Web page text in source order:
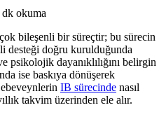
dk okuma
bileşenli bir süreçtir; bu sürecin
desteği doğru kurulduğunda
psikolojik dayanıklılığını belirgin
ise baskıya dönüşerek
IB sürecinde nasıl
takvim üzerinden ele alır.